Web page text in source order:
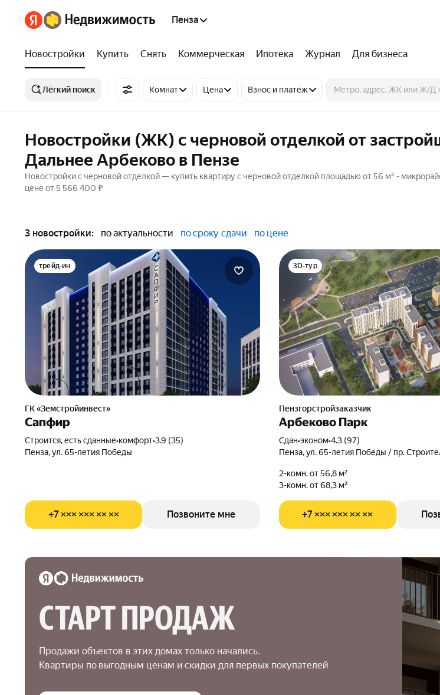
Пенза
Новостройки Купить Снять Коммерческая Ипотека Журнал Для бизнеса
Лёгкий поиск Комнат Цена Взнос и платёж
Новостройки (ЖК) с черновой отделкой от
Дальнее Арбеково в Пензе
Новостройки с черновой отделкой — купить квартиру с черновой отделкой площадью от 56 м² -
цене от 5 566 400 ₽
3 новостройки: по актуальности по сроку сдачи по цене
трейд-ин
ГК «Земстройинвест»
Сапфир
Строится, есть сданные•комфорт•3.9 (35)
Пенза, ул. 65-летия Победы
+7 ××× ××× ×× ×× Позвоните мне
3D-тур
Пензгорстройзаказчик
Арбеково Парк
Сдан•эконом•4.3 (97)
Пенза, ул. 65-летия Победы / пр.
2-комн. от 56,8 м²
3-комн. от 68,3 м²
+7 ××× ××× ×× ××
СТАРТ ПРОДАЖ
Продажи объектов в этих домах только начались.
Квартиры по выгодным ценам и скидки для первых покупателей